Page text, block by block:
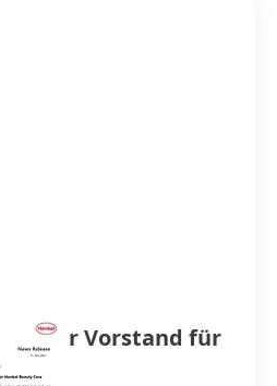
neuer Vorstand für